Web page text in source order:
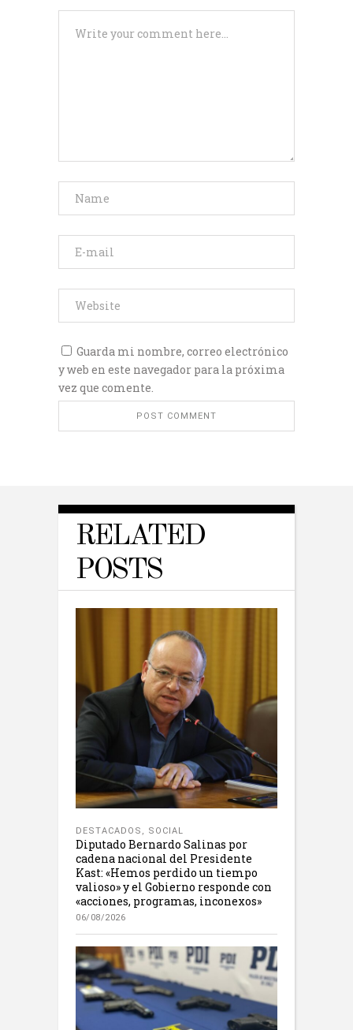
Guarda mi nombre, correo electrónico
y web en este navegador para la próxima
vez que comente.
RELATED
POSTS
DESTACADOS , SOCIAL
Diputado Bernardo Salinas por
cadena nacional del Presidente
Kast: «Hemos perdido un tiempo
valioso» y el Gobierno responde con
«acciones, programas, inconexos»
06/08/2026